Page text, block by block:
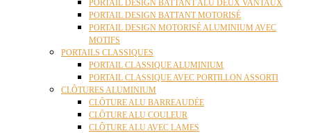
PORTAIL DESIGN BATTANT ALU DEUX VANTAUX
PORTAIL DESIGN BATTANT MOTORISÉ
PORTAIL DESIGN MOTORISÉ ALUMINIUM AVEC
MOTIFS
PORTAILS CLASSIQUES
PORTAIL CLASSIQUE ALUMINIUM
PORTAIL CLASSIQUE AVEC PORTILLON ASSORTI
CLÔTURES ALUMINIUM
CLÔTURE ALU BARREAUDÉE
CLÔTURE ALU COULEUR
CLÔTURE ALU AVEC LAMES